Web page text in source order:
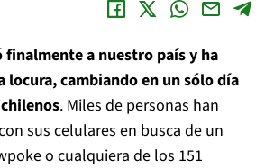
finalmente a nuestro país y ha
locura, cambiando en un sólo día
. Miles de personas han
sus celulares en busca de un
o cualquiera de los 151